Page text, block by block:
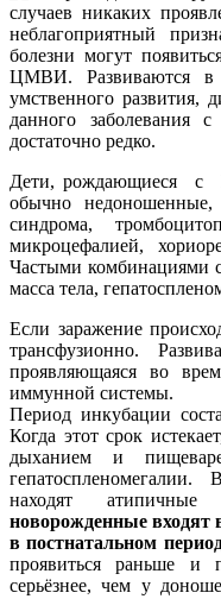
случаев никаких
неблагоприятный
болезни могут
ЦМВИ. Развиваются в
умственного развития,
данного заболевания
достаточно редко.
Дети, рождающиеся с
обычно недоношенные,
синдрома,
микроцефалией,
Частыми комбинациями
масса тела,
Если заражение
трансфузионно.
проявляющаяся во
иммунной системы.
Период инкубации
Когда этот срок
дыханием и
находят
новорожденные
в постнатальном
проявиться раньше и
серьёзнее, чем у